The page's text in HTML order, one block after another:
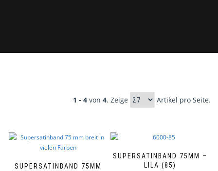
1 - 4 von 4. Zeige Artikel pro Seite.
SUPERSATINBAND 75MM
SUPERSATINBAND 75MM –
LILA (85)